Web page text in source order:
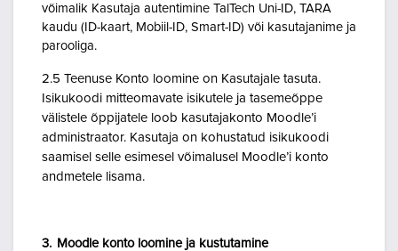
võimalik Kasutaja autentimine TalTech Uni-ID, TARA
kaudu (ID-kaart, Mobiil-ID, Smart-ID) või kasutajanime ja
parooliga.
2.5 Teenuse Konto loomine on Kasutajale tasuta.
Isikukoodi mitteomavate isikutele ja tasemeõppe
välistele õppijatele loob kasutajakonto Moodle’i
administraator. Kasutaja on kohustatud isikukoodi
saamisel selle esimesel võimalusel Moodle’i konto
andmetele lisama.
3. Moodle konto loomine ja kustutamine